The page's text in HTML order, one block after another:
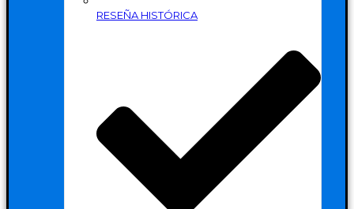
RESEÑA HISTÓRICA